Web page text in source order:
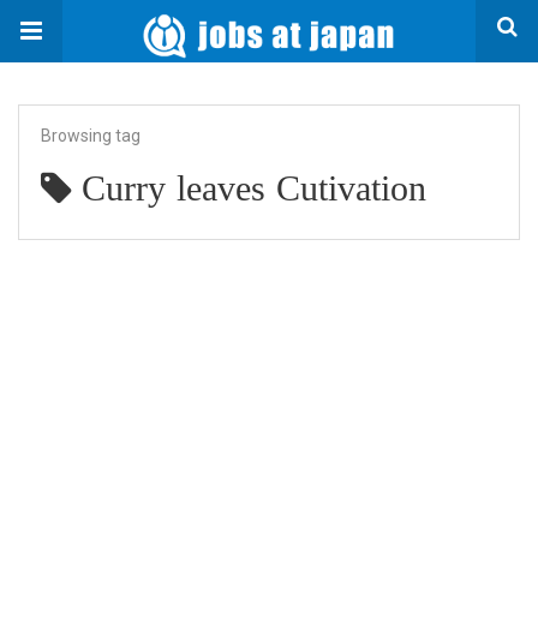
Browsing tag
Curry leaves Cutivation